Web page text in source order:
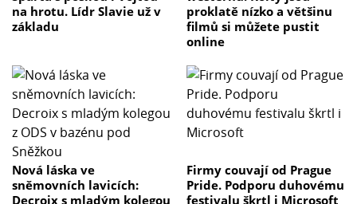
na hrotu. Lídr Slavie už v
základu
proklatě nízko a většinu
filmů si můžete pustit
online
Nová láska ve
sněmovních lavicích:
Decroix s mladým kolegou
Firmy couvají od Prague
Pride. Podporu duhovému
festivalu škrtl i Microsoft